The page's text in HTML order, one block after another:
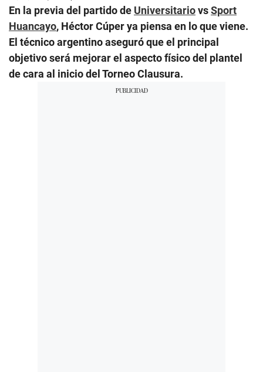
En la previa del partido de UniversitariovsSport
Huancayo, Héctor Cúper ya piensa en lo que viene.
El técnico argentino aseguró que el principal
objetivo será mejorar el aspecto físico del plantel
de cara al inicio del Torneo Clausura.